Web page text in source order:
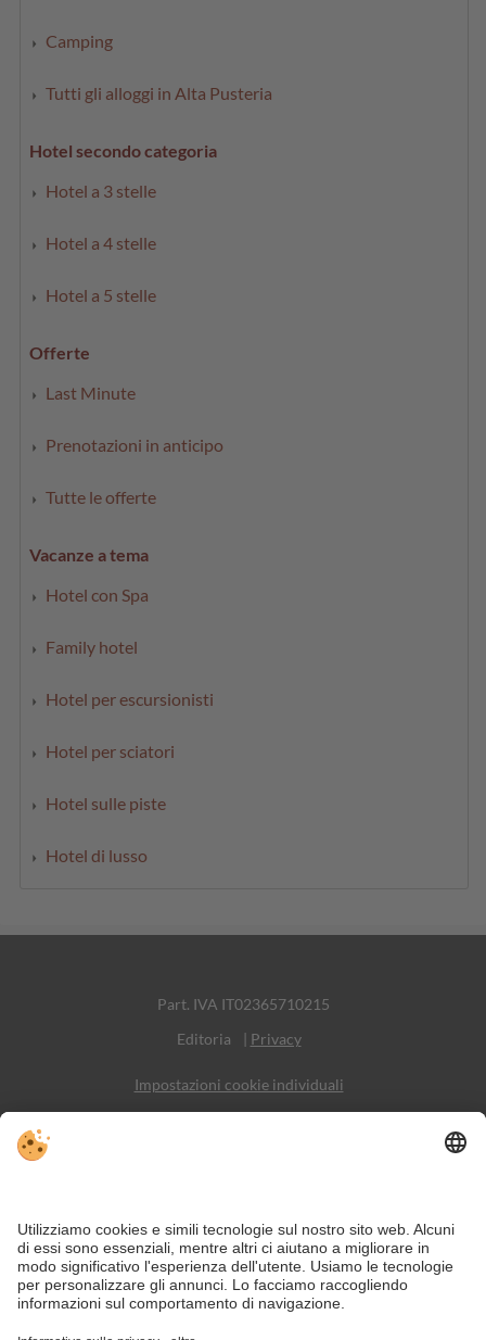
Camping
Tutti gli alloggi in Alta Pusteria
Hotel secondo categoria
Hotel a 3 stelle
Hotel a 4 stelle
Hotel a 5 stelle
Offerte
Last Minute
Prenotazioni in anticipo
Tutte le offerte
Vacanze a tema
Hotel con Spa
Family hotel
Hotel per escursionisti
Hotel per sciatori
Hotel sulle piste
Hotel di lusso
Part. IVA IT02365710215
Editoria
| Privacy
Impostazioni cookie individuali
Social Media
Nonostante il lavoro accurato e il costante aggiornamento dei contenuti,